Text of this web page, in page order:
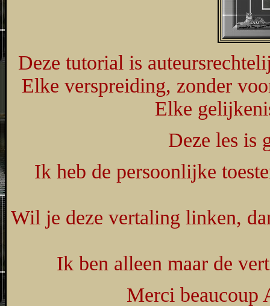
Deze tutorial is
Elke verspreiding, zonder
Elke
Deze les is
Ik heb de persoonlijke
Wil je deze vertaling linken,
Ik ben alleen maar de
Merci beaucoup